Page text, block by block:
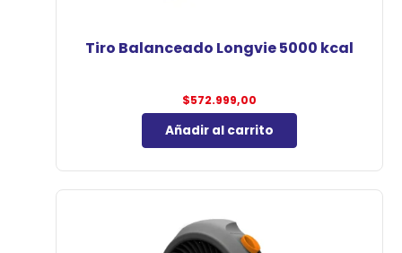
Tiro Balanceado Longvie 5000 kcal
$572.999,00
Añadir al carrito